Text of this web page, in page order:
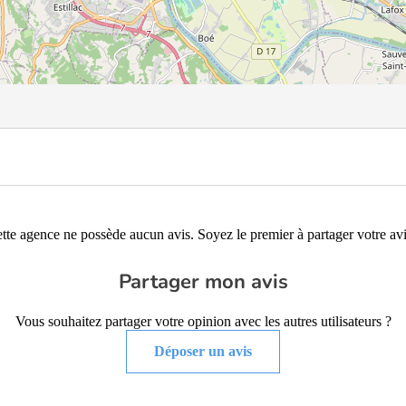
agence ne possède aucun avis. Soyez le premier à partager votre
Partager mon avis
Vous souhaitez partager votre opinion avec les autres utilisateurs ?
Déposer un avis